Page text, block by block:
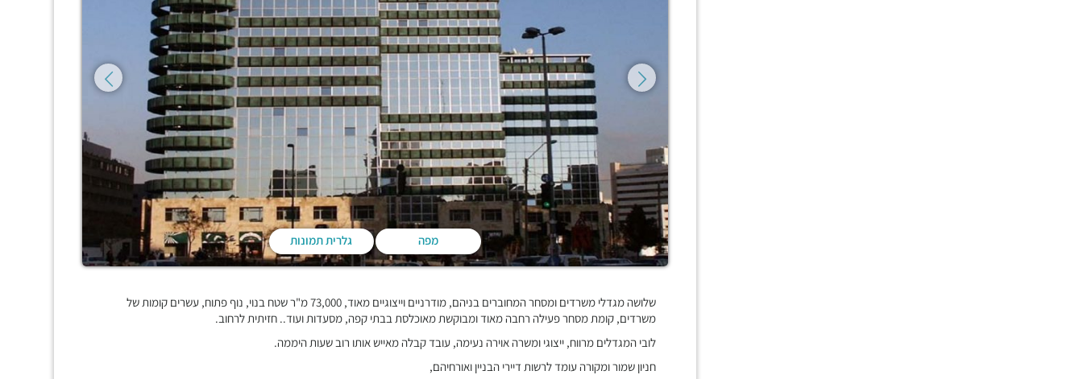
DCF 1.0
מפה גלרית תמונות
שלושה מגדלי משרדים ומסחר המחוברים בניהם, מודרניים וייצוגיים מאוד, 73,000 מ"ר שטח בנוי, נוף פתוח, עשרים קומות של
משרדים, קומת מסחר פעילה רחבה מאוד ומבוקשת מאוכלסת בבתי קפה, מסעדות ועוד.. חזיתית לרחוב.
לובי המגדלים מרווח, ייצוגי ומשרה אוירה נעימה, עובד קבלה מאייש אותו רוב שעות היממה.
חניון שמור ומקורה עומד לרשות דיירי הבניין ואורחיהם,